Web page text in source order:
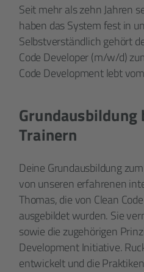
Seit mehr als zehn Jahren
haben das System fest in
Selbstverständlich gehört
Code Developer (m/w/d)
Code Development lebt
Grundausbildung
Trainern
Deine Grundausbildung
von unseren erfahrenen
Thomas, die von Clean
ausgebildet wurden. Sie
sowie die zugehörigen
Development Initiative.
entwickelt und die